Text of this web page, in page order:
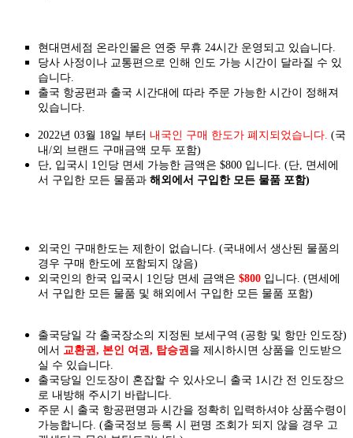
현대면세점 온라인몰은 연중 무휴 24시간 운영되고 있습니다.
당사 사정이나 교통편으로 인해 인도 가능 시간이 달라질 수 있
습니다.
출국 항공편과 출국 시간대에 따라 주문 가능한 시간이 정해져
있습니다.
2022년 03월 18일 부터 내국인 구매 한도가 폐지되었습니다. (국
내/외 브랜드 구매금액 모두 포함)
단, 입국시 1인당 면세 가능한 금액은 $800 입니다. (단, 면세에
서 구입한 모든 물품과 해외에서 구입한 모든 물품 포함)
외국인 구매한도는 제한이 없습니다. (국내에서 생산된 물품의
경우 구매 한도에 포함되지 않음)
외국인의 한국 입국시 1인당 면세 금액은 $800 입니다. (면세에
서 구입한 모든 물품 및 해외에서 구입한 모든 물품 포함)
출국당일 각 출국장소의 지정된 보세구역 (공항 및 항만 인도장)
에서 교환권, 본인 여권, 탑승권 을 제시하시면 상품을 인도 받으
실 수 있습니다.
출국당일 인도장이 혼잡할 수 있사오니 출국 1시간 전 인도장으
로 내방해 주시기 바랍니다.
주문 시 출국 항공편명과 시간을 정확히 입력하셔야 상품수령이
가능합니다. (출국정보 등록 시 편명 조회가 되지 않을 경우 고